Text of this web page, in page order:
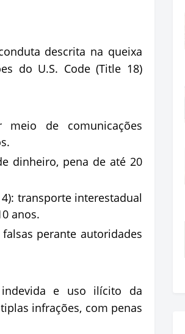
descrita na queixa
do U.S. Code (Title 18)
de comunicações
dinheiro, pena de até 20
transporte interestadual
anos.
falsas perante autoridades
indevida e uso ilícito da
infrações, com penas